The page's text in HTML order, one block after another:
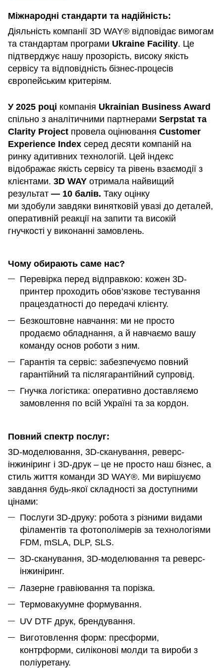
Міжнародні стандарти та надійність:
Діяльність компанії 3D WAY® відповідає вимогам
та стандартам програми Ukraine Facility. Це
підтверджує нашу прозорість, високу якість
сервісу та відповідність бізнес-процесів
європейським критеріям.
У 2025 році компанія Ukrainian Business Award
спільно з аналітичними партнерами Serpstat та
Clarity Project провела оцінювання Customer
Experience Index серед десяти компаній на
ринку адитивних технологій. Цей індекс
відображає якість сервісу та рівень взаємодії з
клієнтами. 3D WAY отримала найвищий
результат — 10 балів. Таку оцінку
ми здобули завдяки винятковій увазі до деталей,
оперативній реакції на запити та високій
гнучкості у виконанні замовлень.
Чому обирають саме нас?
Перевірка перед відправкою: кожен 3D-
принтер проходить обов’язкове тестування
працездатності до передачі клієнту.
Безкоштовне навчання: ми не просто
продаємо обладнання, а й навчаємо вашу
команду основ роботи з ним.
Гарантія та сервіс: забезпечуємо повний
гарантійний та післягарантійний супровід.
Гнучка логістика: оперативно доставляємо
замовлення по всій Україні та за кордон.
Повний спектр послуг:
3D-моделювання, 3D-сканування, реверс-
інжиніринг і 3D-друк – це не просто наш бізнес, а
стиль життя команди 3D WAY®. Ми вирішуємо
завдання будь-якої складності за доступними
цінами:
Послуги 3D-друку: робота з різними видами
філаментів та фотополімерів за технологіями
FDM, mSLA, DLP, SLS.
3D-сканування, 3D-моделювання та реверс-
інжиніринг.
Лазерне гравіювання та порізка.
Термовакуумне формування.
UV DTF друк, брендування.
Виготовлення форм: пресформи,
контрформи, силіконові молди та вироби з
поліуретану.